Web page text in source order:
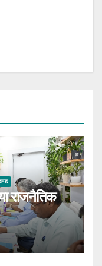
राजनैतिक